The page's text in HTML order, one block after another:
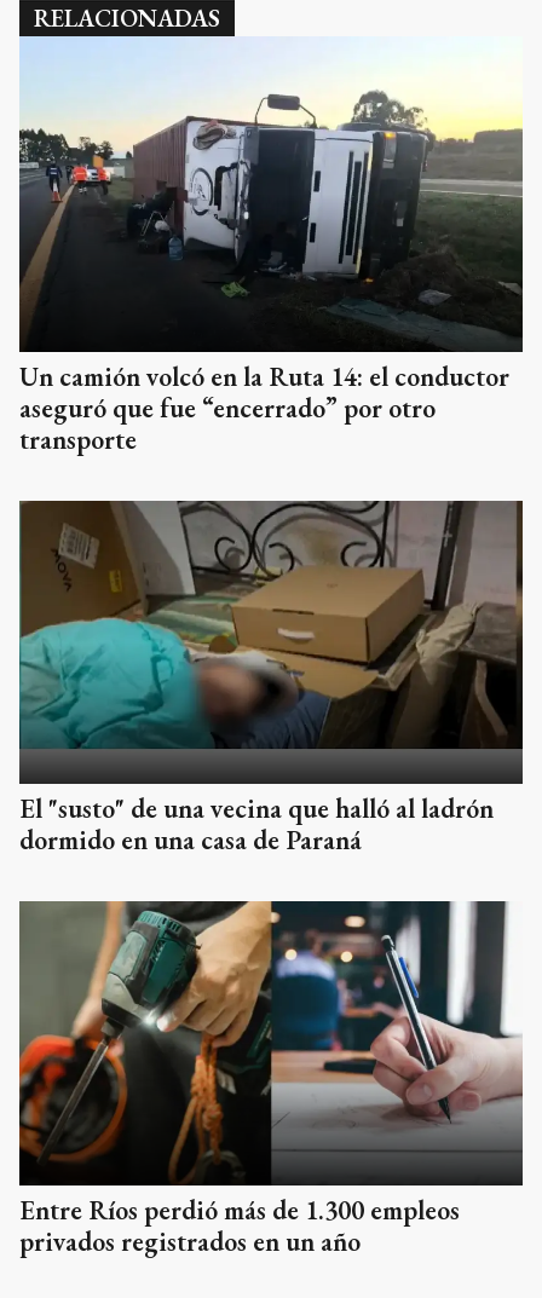
RELACIONADAS
Un camión volcó en la Ruta 14: el conductor
aseguró que fue “encerrado” por otro
transporte
El "susto" de una vecina que halló al ladrón
dormido en una casa de Paraná
Entre Ríos perdió más de 1.300 empleos
privados registrados en un año